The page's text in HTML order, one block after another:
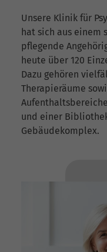
Unsere Klinik für
hat sich aus einem
pflegende
heute über 120
Dazu gehören
Therapieräume
und einer
Gebäudekomplex.